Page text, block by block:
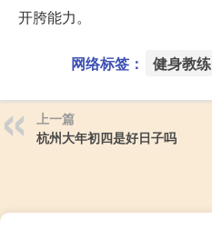
开胯能力。
网络标签： 健身教练
上一篇
杭州大年初四是好日子吗